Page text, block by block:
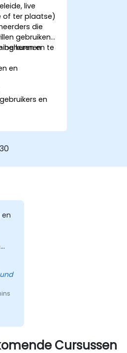
live
of ter plaatse)
die
gebruiken
beheren en te
kunnen
en
en
via
en
Cursussen